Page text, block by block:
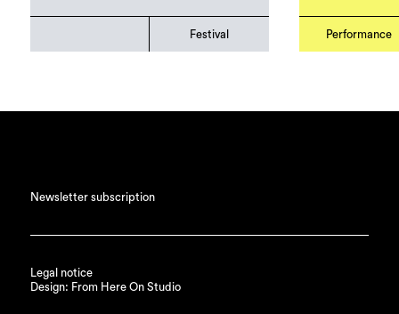
Festival Performance
Newsletter subscription
Legal notice
Design: From Here On Studio